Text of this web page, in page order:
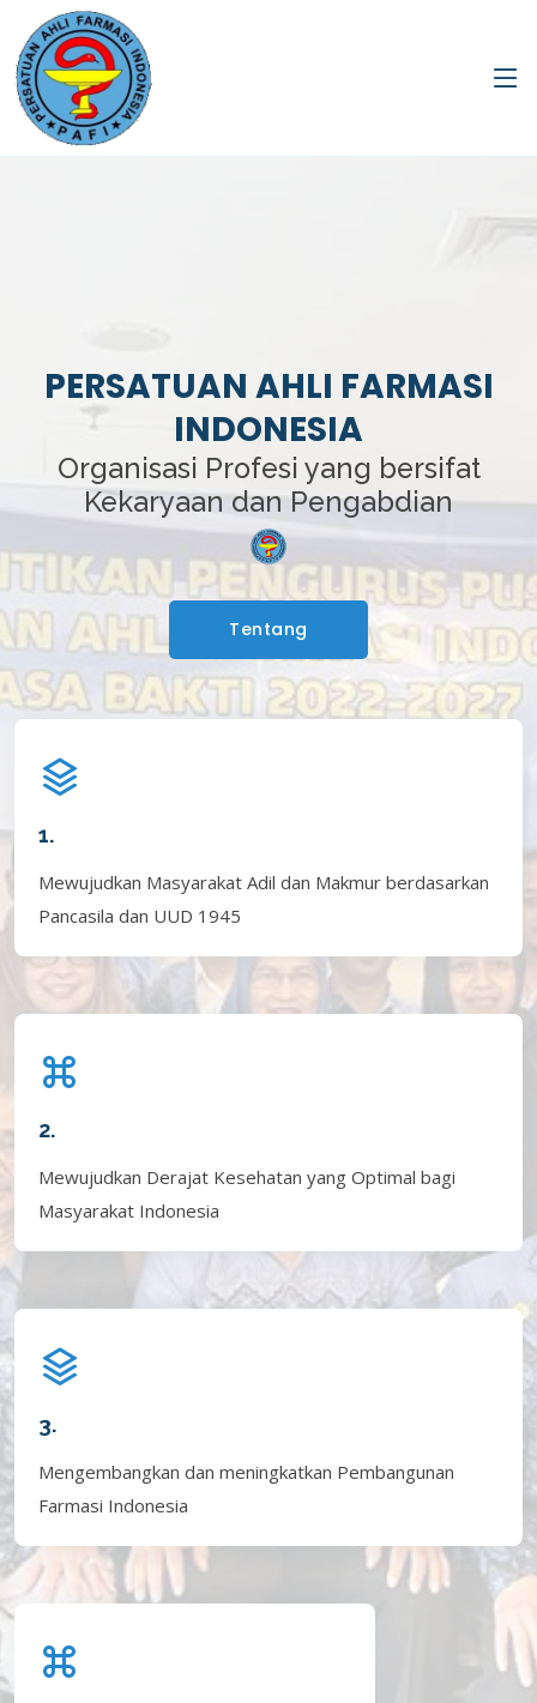
PERSATUAN AHLI FARMASI
INDONESIA
Organisasi Profesi yang bersifat
Kekaryaan dan Pengabdian
Tentang
1.
Mewujudkan Masyarakat Adil dan Makmur berdasarkan
Pancasila dan UUD 1945
2.
Mewujudkan Derajat Kesehatan yang Optimal bagi
Masyarakat Indonesia
3.
Mengembangkan dan meningkatkan Pembangunan
Farmasi Indonesia